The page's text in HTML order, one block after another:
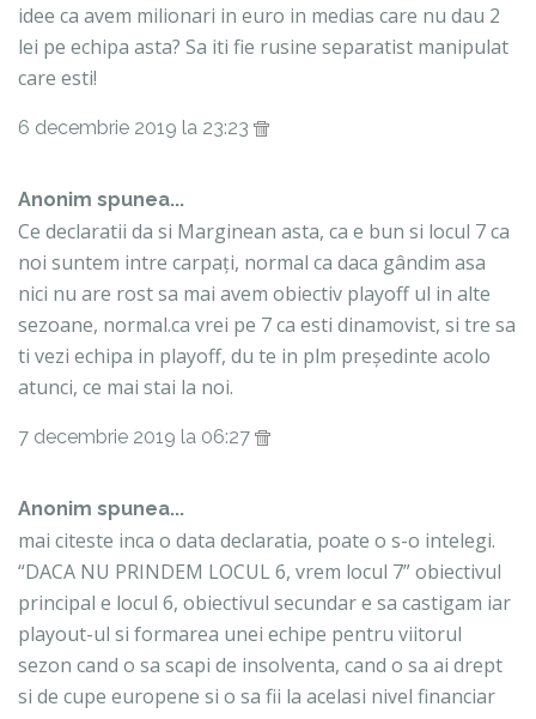
idee ca avem milionari in euro in medias care nu dau 2
lei pe echipa asta? Sa iti fie rusine separatist manipulat
care esti!
6 decembrie 2019 la 23:23
Anonim spunea...
Ce declaratii da si Marginean asta, ca e bun si locul 7 ca
noi suntem intre carpați, normal ca daca gândim asa
nici nu are rost sa mai avem obiectiv playoff ul in alte
sezoane, normal.ca vrei pe 7 ca esti dinamovist, si tre sa
ti vezi echipa in playoff, du te in plm președinte acolo
atunci, ce mai stai la noi.
7 decembrie 2019 la 06:27
Anonim spunea...
mai citeste inca o data declaratia, poate o s-o intelegi.
“DACA NU PRINDEM LOCUL 6, vrem locul 7” obiectivul
principal e locul 6, obiectivul secundar e sa castigam iar
playout-ul si formarea unei echipe pentru viitorul
sezon cand o sa scapi de insolventa, cand o sa ai drept
si de cupe europene si o sa fii la acelasi nivel financiar